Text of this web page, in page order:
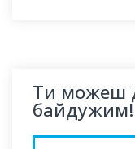
Ти можеш
байдужим!